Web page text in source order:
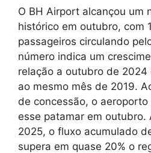
O BH Airport alcançou um
histórico em outubro, com
passageiros circulando
número indica um
relação a outubro de 2024
ao mesmo mês de 2019.
de concessão, o
esse patamar em outubro.
2025, o fluxo acumulado
supera em quase 20% o